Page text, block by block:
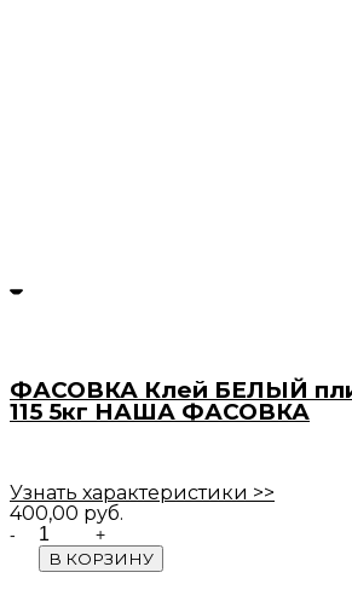
ФАСОВКА Клей БЕЛЫЙ
115 5кг НАША ФАСОВКА
Узнать характеристики >>
400,00 руб.
Quantity
В КОРЗИНУ